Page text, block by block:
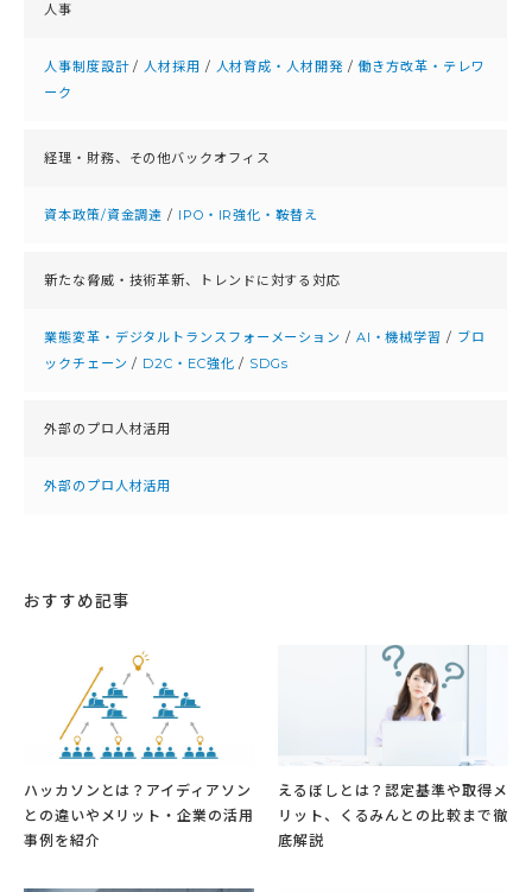
人事
人事制度設計/ 人材採用 / 人材育成・人材開発/働き方改革・テレワ
ーク
経理・財務、 その他バックオフィス
資本政策/資金調達 / IPO・IR強化・鞍替え
新たな脅威・技術革新、 トレンドに対する対応
業態変革・デジタルトランスフォーメーション / AI・機械学習 / ブロ
ックチェーン / D2C・EC強化 / SDGs
外部のプロ人材活用
外部のプロ人材活用
おすすめ記事
ハッカソンとは？アイディアソン
との違いやメリット・企業の活用
事例を紹介
えるぼしとは？認定基準や取得メ
リット、くるみんとの比較まで徹
底解説